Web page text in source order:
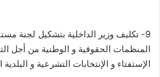
9- تكليف وزير الداخلية بتشكيل لجنة
المنظمات الحقوقية و الوطنية من أجل
الإستفتاء و الإنتخابات التشرعية و البلدية